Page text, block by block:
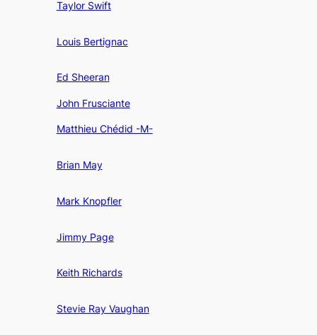
Taylor Swift
Louis Bertignac
Ed Sheeran
John Frusciante
Matthieu Chédid -M-
Brian May
Mark Knopfler
Jimmy Page
Keith Richards
Stevie Ray Vaughan